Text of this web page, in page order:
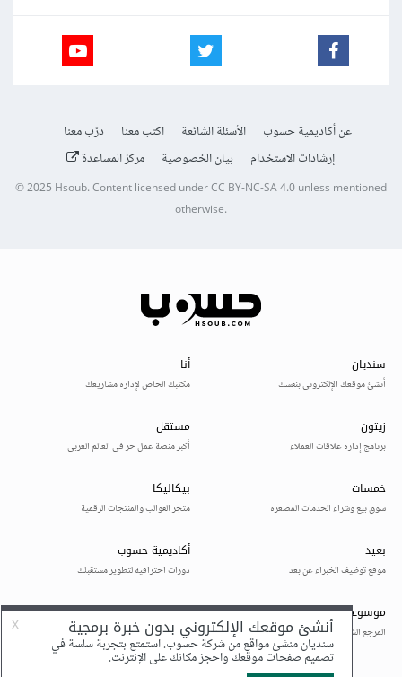
عن أكاديمية حسوب الأسئلة الشائعة اكتب معنا
درّب معنا
إرشادات الاستخدام
بيان الخصوصية مركز المساعدة
© 2025Hsoub.Content licensed underCC BY-NC-SA 4.0unless mentioned
otherwise.